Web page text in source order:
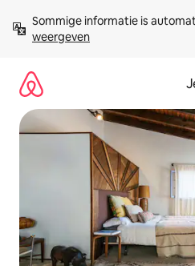
direct
naar
Sommige informatie is
weergeven